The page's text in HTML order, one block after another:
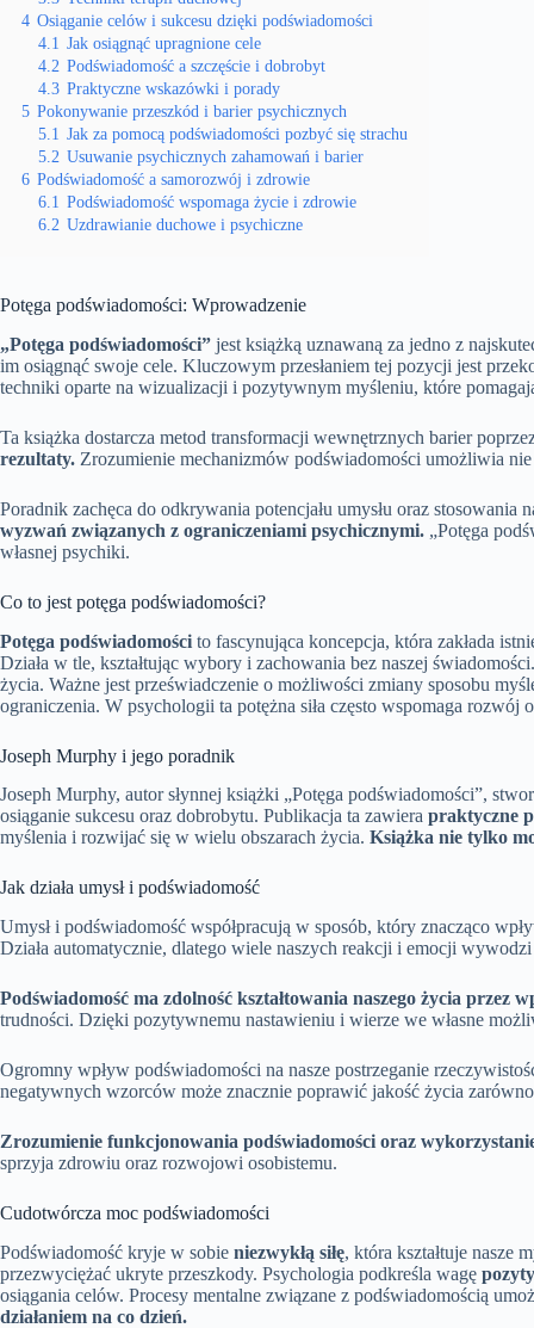
4 Osiąganie celów i sukcesu dzięki podświadomości
4.1 Jak osiągnąć upragnione cele
4.2 Podświadomość a szczęście i dobrobyt
4.3 Praktyczne wskazówki i porady
5 Pokonywanie przeszkód i barier psychicznych
5.1 Jak za pomocą podświadomości pozbyć się strachu
5.2 Usuwanie psychicznych zahamowań i barier
6 Podświadomość a samorozwój i zdrowie
6.1 Podświadomość wspomaga życie i zdrowie
6.2 Uzdrawianie duchowe i psychiczne
Potęga podświadomości: Wprowadzenie
„Potęga podświadomości” jest książką uznawaną za jedno z
im osiągnąć swoje cele. Kluczowym przesłaniem tej pozycji jest
techniki oparte na wizualizacji i pozytywnym myśleniu, które
Ta książka dostarcza metod transformacji wewnętrznych barier
rezultaty. Zrozumienie mechanizmów podświadomości umożliwia
Poradnik zachęca do odkrywania potencjału umysłu oraz
wyzwań związanych z ograniczeniami psychicznymi. „Potęga
własnej psychiki.
Co to jest potęga podświadomości?
Potęga podświadomości to fascynująca koncepcja, która zakłada
Działa w tle, kształtując wybory i zachowania bez naszej
życia. Ważne jest przeświadczenie o możliwości zmiany sposobu
ograniczenia. W psychologii ta potężna siła często wspomaga rozwój
Joseph Murphy i jego poradnik
Joseph Murphy, autor słynnej książki „Potęga podświadomości”,
osiąganie sukcesu oraz dobrobytu. Publikacja ta zawiera praktyczne
myślenia i rozwijać się w wielu obszarach życia. Książka nie tylko
Jak działa umysł i podświadomość
Umysł i podświadomość współpracują w sposób, który znacząco
Działa automatycznie, dlatego wiele naszych reakcji i emocji
Podświadomość ma zdolność kształtowania naszego życia przez
trudności. Dzięki pozytywnemu nastawieniu i wierze we własne
Ogromny wpływ podświadomości na nasze postrzeganie
negatywnych wzorców może znacznie poprawić jakość życia
Zrozumienie funkcjonowania podświadomości oraz
sprzyja zdrowiu oraz rozwojowi osobistemu.
Cudotwórcza moc podświadomości
Podświadomość kryje w sobie niezwykłą siłę, która kształtuje nasze
przezwyciężać ukryte przeszkody. Psychologia podkreśla wagę
osiągania celów. Procesy mentalne związane z podświadomością
działaniem na co dzień.